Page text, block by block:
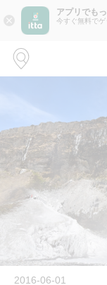
close
アプリでもっ
今すぐ無料でゲ
2016-06-01